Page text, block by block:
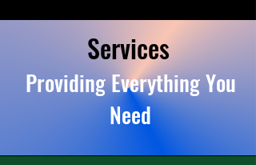
Services
Providing Everything You
Need